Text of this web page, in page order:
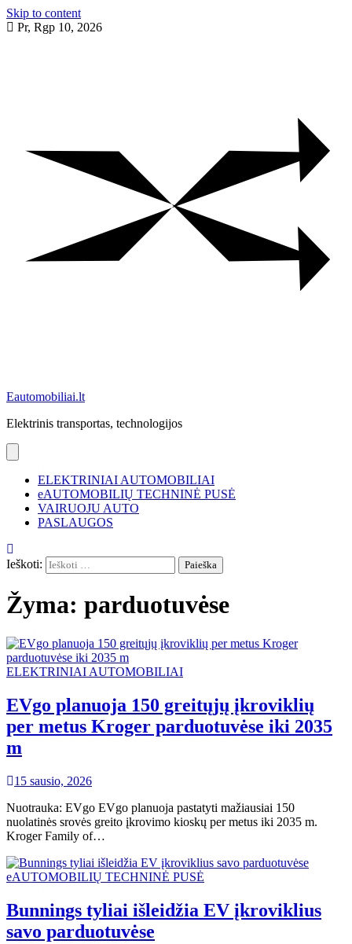
Skip to content
Pr, Rgp 10, 2026
Eautomobiliai.lt
Elektrinis transportas, technologijos
ELEKTRINIAI AUTOMOBILIAI
eAUTOMOBILIŲ TECHNINĖ PUSĖ
VAIRUOJU AUTO
PASLAUGOS
Ieškoti:
Žyma: parduotuvėse
ELEKTRINIAI AUTOMOBILIAI
EVgo planuoja 150 greitųjų įkroviklių
per metus Kroger parduotuvėse iki 2035
m
15 sausio, 2026
Nuotrauka: EVgo EVgo planuoja pastatyti mažiausiai 150
nuolatinės srovės greito įkrovimo kioskų per metus iki 2035 m.
Kroger Family of…
eAUTOMOBILIŲ TECHNINĖ PUSĖ
Bunnings tyliai išleidžia EV įkroviklius
savo parduotuvėse